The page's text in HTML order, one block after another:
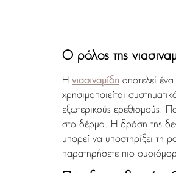
Ο ρόλος της
Η νιασιναμίδη αποτελεί
χρησιμοποιείται
εξωτερικούς ερεθισμούς.
στο δέρμα. Η δράση της δεν
μπορεί να υποστηρίξει τη
παρατηρήσετε πιο